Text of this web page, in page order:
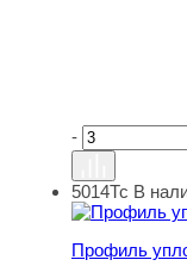
-
Профиль
5014Тс В
Профиль